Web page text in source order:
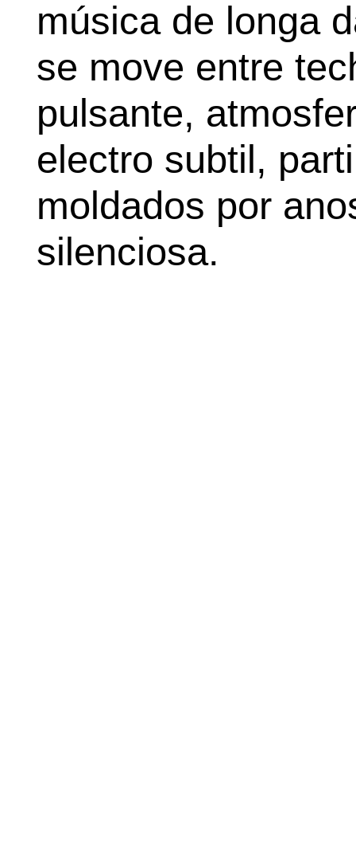
música de longa
se move entre
pulsante,
electro subtil,
moldados por
silenciosa.